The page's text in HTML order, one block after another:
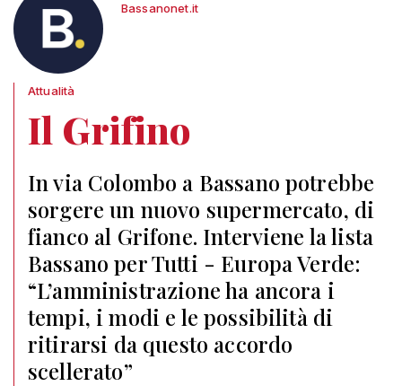
Bassanonet.it
Attualità
Il Grifino
In via Colombo a Bassano potrebbe
sorgere un nuovo supermercato, di
fianco al Grifone. Interviene la lista
Bassano per Tutti - Europa Verde:
“L’amministrazione ha ancora i
tempi, i modi e le possibilità di
ritirarsi da questo accordo
scellerato”